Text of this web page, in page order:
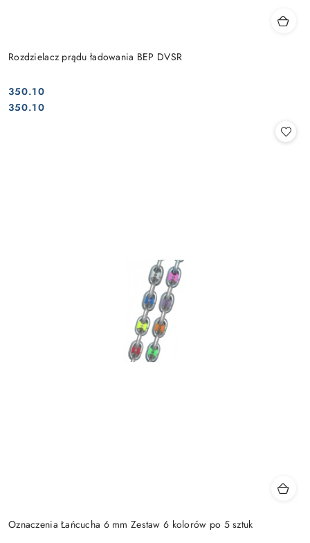
Rozdzielacz prądu ładowania BEP DVSR
Cena:
350.10
Cena:
350.10
Oznaczenia Łańcucha 6 mm Zestaw 6 kolorów po 5 sztuk